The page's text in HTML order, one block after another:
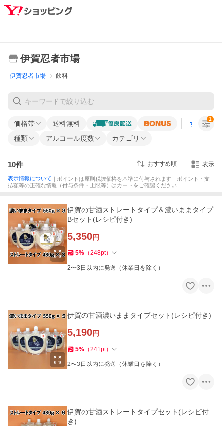
伊賀忍者市場
伊賀忍者市場 飲料
価格帯 送料無料 すべての条
種類 アルコール度数 カテゴリ
1
10件 おすすめ順 表示
表示情報について ｜ポイントは原則税抜価格を基準に付与されます｜ポイント・支
払額等の正確な情報（付与条件・上限等）はカートをご確認ください
伊賀の甘酒ストレートタイプ＆濃いままタイプ
Bセット(レシピ付き)
5,350円
5% （248pt）
2〜3日以内に発送（休業日を除く）
伊賀の甘酒濃いままタイプセット(レシピ付き)
5,190円
5% （241pt）
2〜3日以内に発送（休業日を除く）
伊賀の甘酒ストレートタイプセット(レシピ付
き)